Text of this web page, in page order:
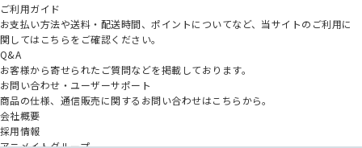
ご利用ガイド
お支払い方法や送料・配送時間、ポイントについてなど、当サイトのご利用に
関してはこちらをご確認ください。
Q&A
お客様から寄せられたご質問などを掲載しております。
お問い合わせ・ユーザーサポート
商品の仕様、通信販売に関するお問い合わせはこちらから。
会社概要
採用情報